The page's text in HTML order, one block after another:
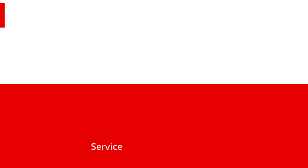
Service